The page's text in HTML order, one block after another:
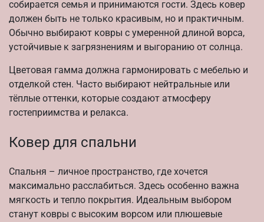
собирается семья и принимаются гости. Здесь ковер
должен быть не только красивым, но и практичным.
Обычно выбирают ковры с умеренной длиной ворса,
устойчивые к загрязнениям и выгоранию от солнца.
Цветовая гамма должна гармонировать с мебелью и
отделкой стен. Часто выбирают нейтральные или
тёплые оттенки, которые создают атмосферу
гостеприимства и релакса.
Ковер для спальни
Спальня – личное пространство, где хочется
максимально расслабиться. Здесь особенно важна
мягкость и тепло покрытия. Идеальным выбором
станут ковры с высоким ворсом или плюшевые